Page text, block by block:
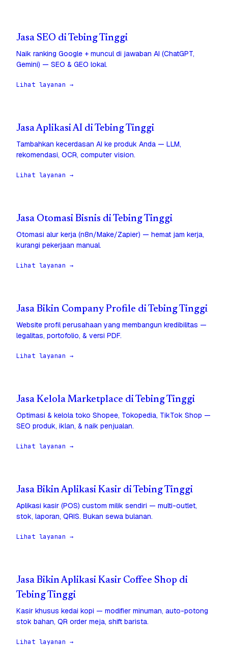
Jasa SEO di Tebing Tinggi
Naik ranking Google + muncul di jawaban AI (ChatGPT,
Gemini) — SEO & GEO lokal.
Lihat layanan →
Jasa Aplikasi AI di Tebing Tinggi
Tambahkan kecerdasan AI ke produk Anda — LLM,
rekomendasi, OCR, computer vision.
Lihat layanan →
Jasa Otomasi Bisnis di Tebing Tinggi
Otomasi alur kerja (n8n/Make/Zapier) — hemat jam kerja,
kurangi pekerjaan manual.
Lihat layanan →
Jasa Bikin Company Profile di Tebing Tinggi
Website profil perusahaan yang membangun kredibilitas —
legalitas, portofolio, & versi PDF.
Lihat layanan →
Jasa Kelola Marketplace di Tebing Tinggi
Optimasi & kelola toko Shopee, Tokopedia, TikTok Shop —
SEO produk, iklan, & naik penjualan.
Lihat layanan →
Jasa Bikin Aplikasi Kasir di Tebing Tinggi
Aplikasi kasir (POS) custom milik sendiri — multi-outlet,
stok, laporan, QRIS. Bukan sewa bulanan.
Lihat layanan →
Jasa Bikin Aplikasi Kasir Coffee Shop di
Tebing Tinggi
Kasir khusus kedai kopi — modifier minuman, auto-potong
stok bahan, QR order meja, shift barista.
Lihat layanan →